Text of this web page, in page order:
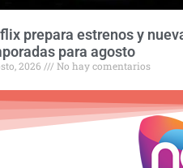
prepara estrenos y
para agosto
2026 No hay comentarios